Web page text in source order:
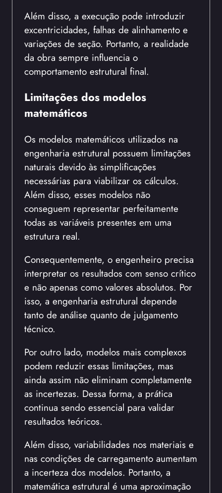
Além disso, a execução pode introduzir
excentricidades, falhas de alinhamento e
variações de seção. Portanto, a realidade
da obra sempre influencia o
comportamento estrutural final.
Limitações dos modelos
matemáticos
Os modelos matemáticos utilizados na
engenharia estrutural possuem limitações
naturais devido às simplificações
necessárias para viabilizar os cálculos.
Além disso, esses modelos não
conseguem representar perfeitamente
todas as variáveis presentes em uma
estrutura real.
Consequentemente, o engenheiro precisa
interpretar os resultados com senso crítico
e não apenas como valores absolutos. Por
isso, a engenharia estrutural depende
tanto de análise quanto de julgamento
técnico.
Por outro lado, modelos mais complexos
podem reduzir essas limitações, mas
ainda assim não eliminam completamente
as incertezas. Dessa forma, a prática
continua sendo essencial para validar
resultados teóricos.
Além disso, variabilidades nos materiais e
nas condições de carregamento aumentam
a incerteza dos modelos. Portanto, a
matemática estrutural é uma aproximação